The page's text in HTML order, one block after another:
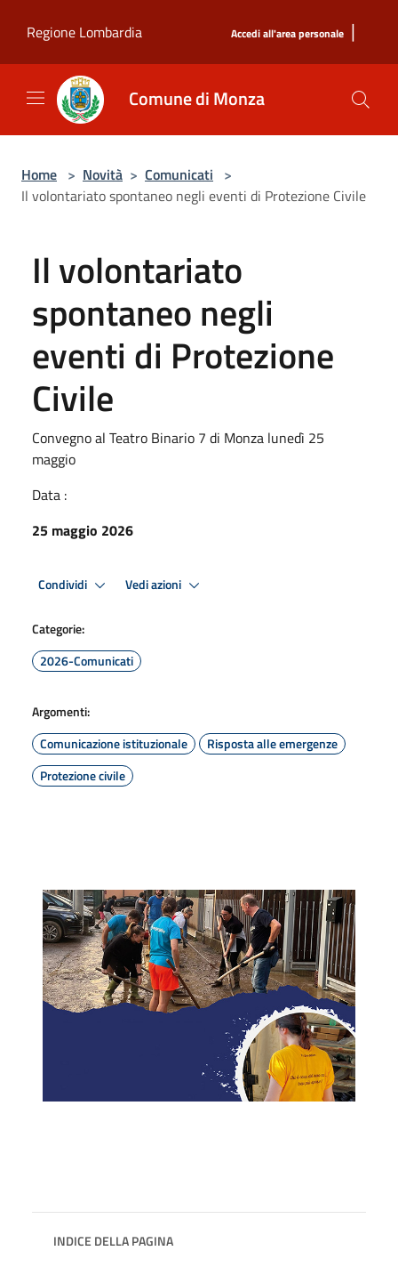
Regione Lombardia
Accedi all'area personale |
Comune di Monza
Home > Novità > Comunicati >
Il volontariato spontaneo negli eventi di Protezione Civile
Il volontariato
spontaneo negli
eventi di Protezione
Civile
Convegno al Teatro Binario 7 di Monza lunedì 25
maggio
Data :
25 maggio 2026
Condividi Vedi azioni
Categorie:
2026-Comunicati
Argomenti:
Comunicazione istituzionale
Risposta alle emergenze
Protezione civile
INDICE DELLA PAGINA